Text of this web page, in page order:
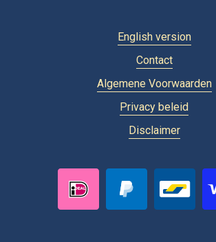
English version
Contact
Algemene Voorwaarden
Privacy beleid
Disclaimer